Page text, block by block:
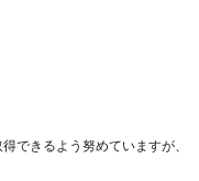
できるよう努めていますが、